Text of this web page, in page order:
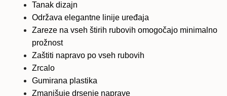
Tanak dizajn
Održava elegantne linije uređaja
Zareze na vseh štirih rubovih omogočajo minimalno
prožnost
Zaštiti napravo po vseh rubovih
Zrcalo
Gumirana plastika
Zmanjšuje drsenje naprave